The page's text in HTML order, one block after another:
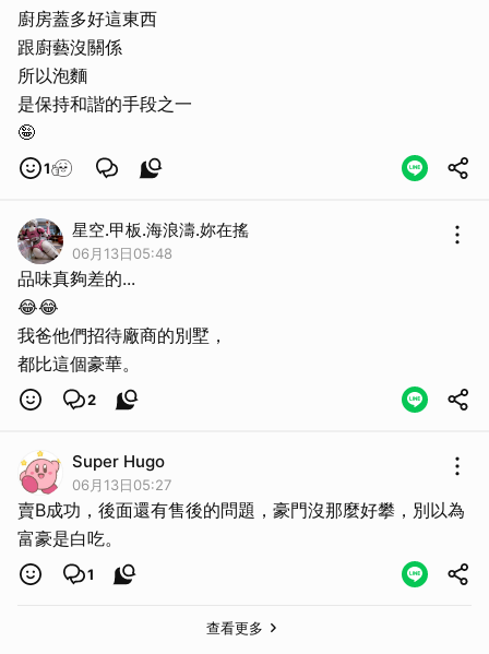
廚房蓋多好這東西
跟廚藝沒關係
所以泡麵
是保持和諧的手段之一
🤪
1
星空.甲板.海浪濤.妳在搖
06月13日05:48
品味真夠差的...
😂😂
我爸他們招待廠商的別墅，
都比這個豪華。
2
Super Hugo
06月13日05:27
賣B成功，後面還有售後的問題，豪門沒那麼好攀，別以為
富豪是白吃。
1
查看更多